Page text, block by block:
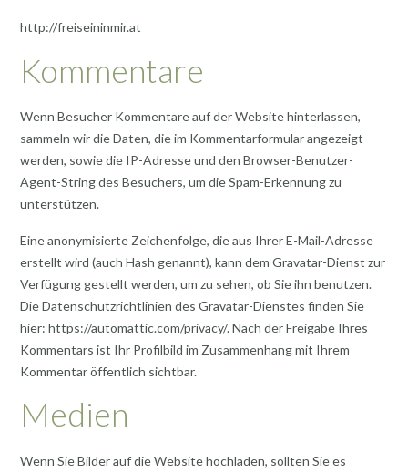
http://freiseininmir.at
Kommentare
Wenn Besucher Kommentare auf der Website hinterlassen,
sammeln wir die Daten, die im Kommentarformular angezeigt
werden, sowie die IP-Adresse und den Browser-Benutzer-
Agent-String des Besuchers, um die Spam-Erkennung zu
unterstützen.
Eine anonymisierte Zeichenfolge, die aus Ihrer E-Mail-Adresse
erstellt wird (auch Hash genannt), kann dem Gravatar-Dienst zur
Verfügung gestellt werden, um zu sehen, ob Sie ihn benutzen.
Die Datenschutzrichtlinien des Gravatar-Dienstes finden Sie
hier: https://automattic.com/privacy/. Nach der Freigabe Ihres
Kommentars ist Ihr Profilbild im Zusammenhang mit Ihrem
Kommentar öffentlich sichtbar.
Medien
Wenn Sie Bilder auf die Website hochladen, sollten Sie es